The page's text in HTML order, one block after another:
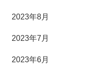
2023年8月
2023年7月
2023年6月